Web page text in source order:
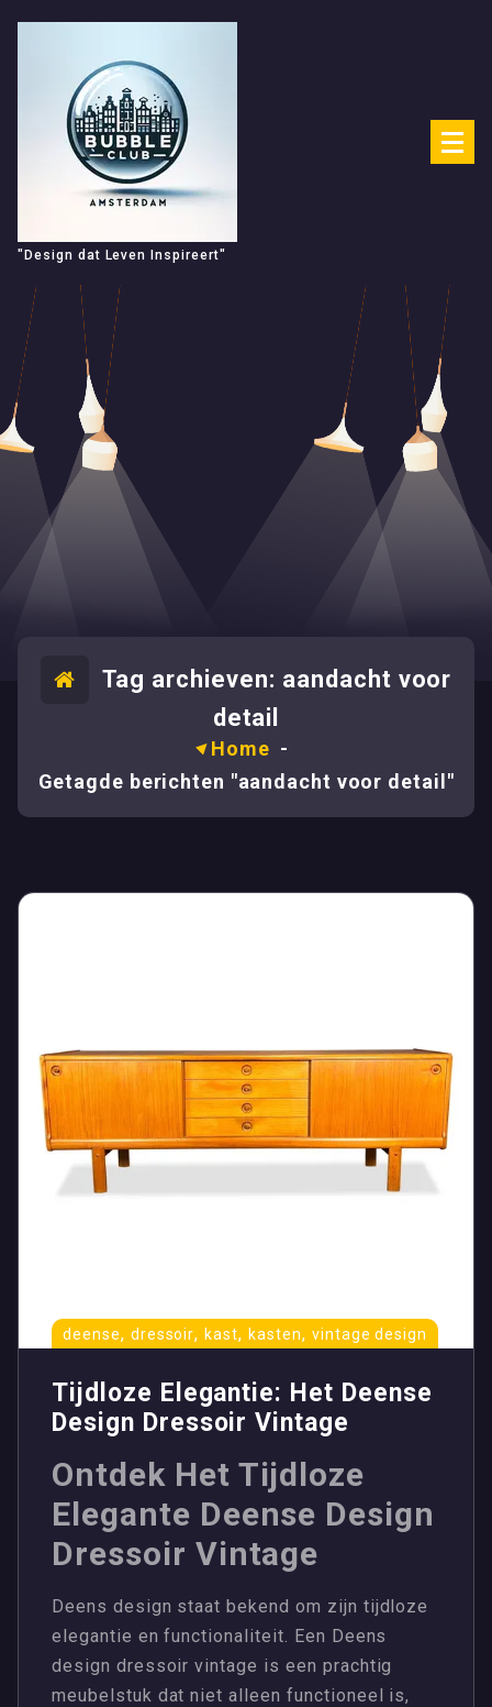
"Design dat Leven Inspireert"
Tag archieven: aandacht voor
detail
Home -
Getagde berichten "aandacht voor detail"
deense, dressoir,kast,kasten, vintage design
Tijdloze Elegantie: Het Deense
Design Dressoir Vintage
Ontdek Het Tijdloze
Elegante Deense Design
Dressoir Vintage
Deens design staat bekend om zijn tijdloze
elegantie en functionaliteit. Een Deens
design dressoir vintage is een prachtig
meubelstuk dat niet alleen functioneel is,